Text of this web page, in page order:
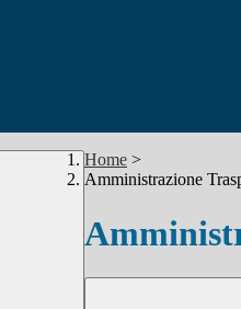
Home >
Amministrazione